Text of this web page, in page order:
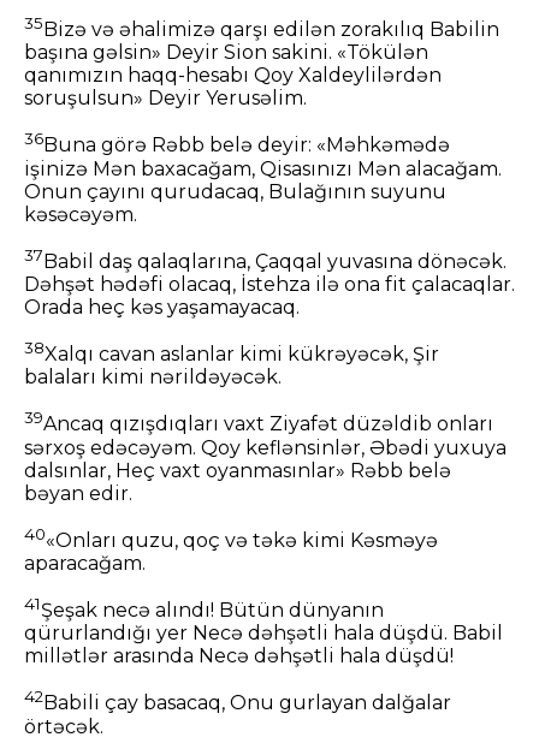
35 Bizə və əhalimizə qarşı edilən zorakılıq Babilin
başına gəlsin» Deyir Sion sakini. «Tökülən
qanımızın haqq-hesabı Qoy Xaldeylilərdən
soruşulsun» Deyir Yerusəlim.
36Buna görə Rəbb belə deyir: «Məhkəmədə
işinizə Mən baxacağam, Qisasınızı Mən alacağam.
Onun çayını qurudacaq, Bulağının suyunu
kəsəcəyəm.
37Babil daş qalaqlarına, Çaqqal yuvasına dönəcək.
Dəhşət hədəfi olacaq, İstehza ilə ona fit çalacaqlar.
Orada heç kəs yaşamayacaq.
38Xalqı cavan aslanlar kimi kükrəyəcək, Şir
balaları kimi nərildəyəcək.
39Ancaq qızışdıqları vaxt Ziyafət düzəldib onları
sərxoş edəcəyəm. Qoy keflənsinlər, Əbədi yuxuya
dalsınlar, Heç vaxt oyanmasınlar» Rəbb belə
bəyan edir.
40«Onları quzu, qoç və təkə kimi Kəsməyə
aparacağam.
41Şeşak necə alındı! Bütün dünyanın
qürurlandığı yer Necə dəhşətli hala düşdü. Babil
millətlər arasında Necə dəhşətli hala düşdü!
42Babili çay basacaq, Onu gurlayan dalğalar
örtəcək.